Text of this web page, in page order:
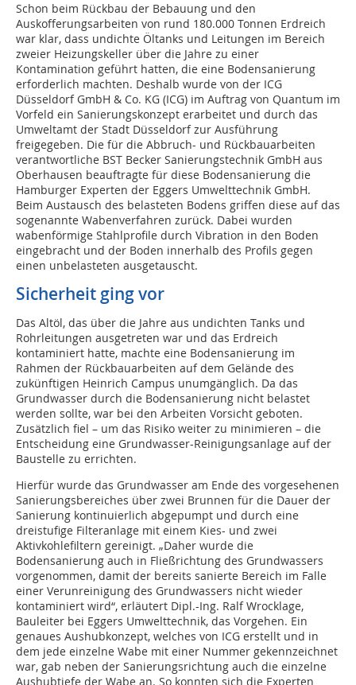
Schon beim Rückbau der Bebauung und den
Auskofferungsarbeiten von rund 180.000 Tonnen Erdreich
war klar, dass undichte Öltanks und Leitungen im Bereich
zweier Heizungskeller über die Jahre zu einer
Kontamination geführt hatten, die eine Bodensanierung
erforderlich machten. Deshalb wurde von der ICG
Düsseldorf GmbH & Co. KG (ICG) im Auftrag von Quantum im
Vorfeld ein Sanierungskonzept erarbeitet und durch das
Umweltamt der Stadt Düsseldorf zur Ausführung
freigegeben. Die für die Abbruch- und Rückbauarbeiten
verantwortliche BST Becker Sanierungstechnik GmbH aus
Oberhausen beauftragte für diese Bodensanierung die
Hamburger Experten der Eggers Umwelttechnik GmbH.
Beim Austausch des belasteten Bodens griffen diese auf das
sogenannte Wabenverfahren zurück. Dabei wurden
wabenförmige Stahlprofile durch Vibration in den Boden
eingebracht und der Boden innerhalb des Profils gegen
einen unbelasteten ausgetauscht.
Sicherheit ging vor
Das Altöl, das über die Jahre aus undichten Tanks und
Rohrleitungen ausgetreten war und das Erdreich
kontaminiert hatte, machte eine Bodensanierung im
Rahmen der Rückbauarbeiten auf dem Gelände des
zukünftigen Heinrich Campus unumgänglich. Da das
Grundwasser durch die Bodensanierung nicht belastet
werden sollte, war bei den Arbeiten Vorsicht geboten.
Zusätzlich fiel – um das Risiko weiter zu minimieren – die
Entscheidung eine Grundwasser-Reinigungsanlage auf der
Baustelle zu errichten.
Hierfür wurde das Grundwasser am Ende des vorgesehenen
Sanierungsbereiches über zwei Brunnen für die Dauer der
Sanierung kontinuierlich abgepumpt und durch eine
dreistufige Filteranlage mit einem Kies- und zwei
Aktivkohlefiltern gereinigt. „Daher wurde die
Bodensanierung auch in Fließrichtung des Grundwassers
vorgenommen, damit der bereits sanierte Bereich im Falle
einer Verunreinigung des Grundwassers nicht wieder
kontaminiert wird“, erläutert Dipl.-Ing. Ralf Wrocklage,
Bauleiter bei Eggers Umwelttechnik, das Vorgehen. Ein
genaues Aushubkonzept, welches von ICG erstellt und in
dem jede einzelne Wabe mit einer Nummer gekennzeichnet
war, gab neben der Sanierungsrichtung auch die einzelne
Aushubtiefe der Wabe an. So konnten sich die Experten